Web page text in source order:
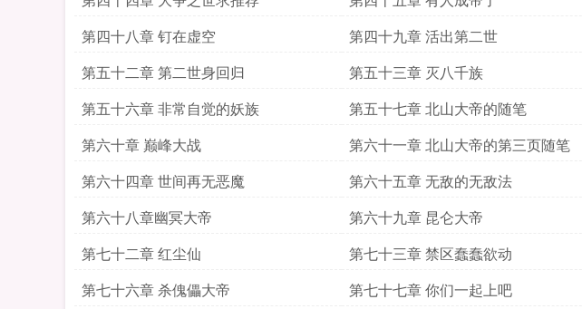
第四十八章 钉在虚空
第四十九章 活出第二世
第五十二章 第二世身回归
第五十三章 灭八千族
第五十六章 非常自觉的妖族
第五十七章 北山大帝的随笔
第六十章 巅峰大战
第六十一章 北山大帝的第三页随笔
第六十四章 世间再无恶魔
第六十五章 无敌的无敌法
第六十八章幽冥大帝
第六十九章 昆仑大帝
第七十二章 红尘仙
第七十三章 禁区蠢蠢欲动
第七十六章 杀傀儡大帝
第七十七章 你们一起上吧